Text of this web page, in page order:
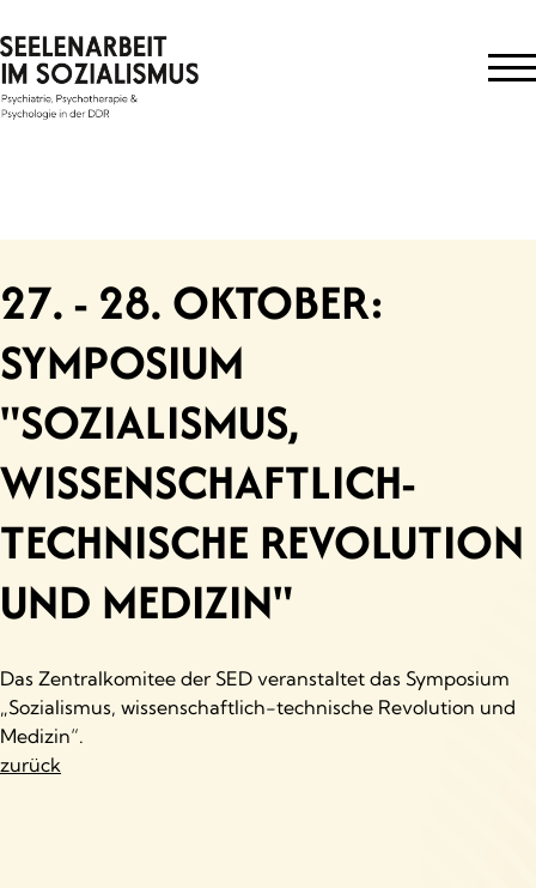
to
content
27. - 28. OKTOBER:
SYMPOSIUM
"SOZIALISMUS,
WISSENSCHAFTLICH-
TECHNISCHE REVOLUTION
UND MEDIZIN"
Das Zentralkomitee der SED veranstaltet das Symposium
„Sozialismus, wissenschaftlich-technische Revolution und
Medizin“.
zurück